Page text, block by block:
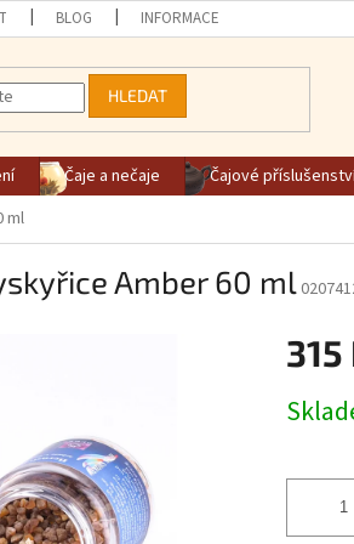
BLOG INFORMACE
HLEDAT
Čaje a nečaje Čajové
ml
Amber 60 ml
315